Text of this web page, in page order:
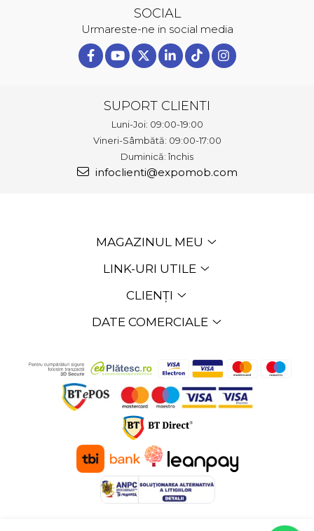
SOCIAL
Urmareste-ne in social media
SUPORT CLIENTI
Luni-Joi: 09:00-19:00
Vineri-Sâmbătă: 09:00-17:00
Duminică: închis
infoclienti@expomob.com
MAGAZINUL MEU
LINK-URI UTILE
CLIENȚI
DATE COMERCIALE
Platforma E-commerce